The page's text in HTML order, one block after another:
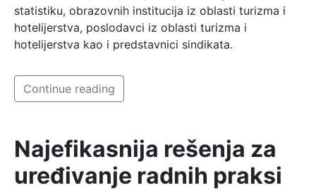
statistiku, obrazovnih institucija iz oblasti turizma i
hotelijerstva, poslodavci iz oblasti turizma i
hotelijerstva kao i predstavnici sindikata.
Continue reading
Najefikasnija rešenja za
uređivanje radnih praksi